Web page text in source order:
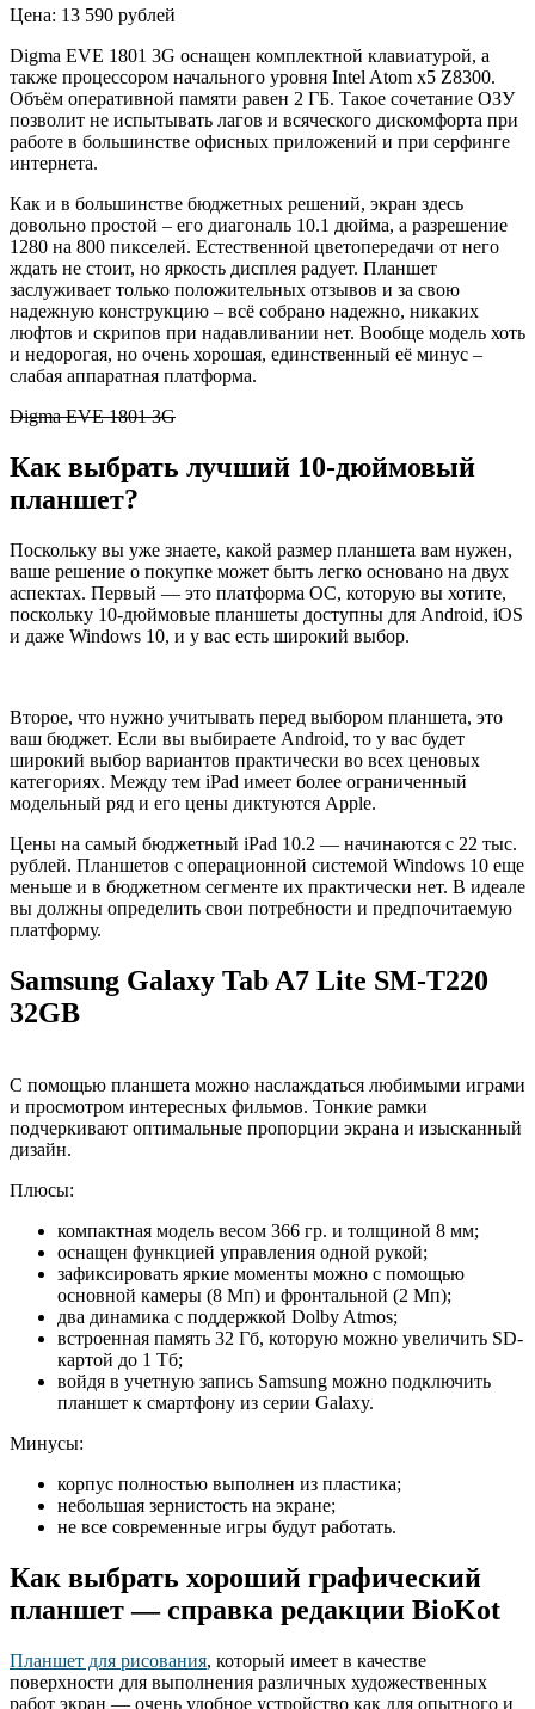
Цена: 13 590 рублей
Digma EVE 1801 3G оснащен комплектной клавиатурой, а
также процессором начального уровня Intel Atom x5 Z8300.
Объём оперативной памяти равен 2 ГБ. Такое сочетание ОЗУ
позволит не испытывать лагов и всяческого дискомфорта при
работе в большинстве офисных приложений и при серфинге
интернета.
Как и в большинстве бюджетных решений, экран здесь
довольно простой – его диагональ 10.1 дюйма, а разрешение
1280 на 800 пикселей. Естественной цветопередачи от него
ждать не стоит, но яркость дисплея радует. Планшет
заслуживает только положительных отзывов и за свою
надежную конструкцию – всё собрано надежно, никаких
люфтов и скрипов при надавливании нет. Вообще модель хоть
и недорогая, но очень хорошая, единственный её минус –
слабая аппаратная платформа.
Digma EVE 1801 3G
Как выбрать лучший 10-дюймовый
планшет?
Поскольку вы уже знаете, какой размер планшета вам нужен,
ваше решение о покупке может быть легко основано на двух
аспектах. Первый — это платформа ОС, которую вы хотите,
поскольку 10-дюймовые планшеты доступны для Android, iOS
и даже Windows 10, и у вас есть широкий выбор.
Второе, что нужно учитывать перед выбором планшета, это
ваш бюджет. Если вы выбираете Android, то у вас будет
широкий выбор вариантов практически во всех ценовых
категориях. Между тем iPad имеет более ограниченный
модельный ряд и его цены диктуются Apple.
Цены на самый бюджетный iPad 10.2 — начинаются с 22 тыс.
рублей. Планшетов с операционной системой Windows 10 еще
меньше и в бюджетном сегменте их практически нет. В идеале
вы должны определить свои потребности и предпочитаемую
платформу.
Samsung Galaxy Tab A7 Lite SM-T220
32GB
С помощью планшета можно наслаждаться любимыми играми
и просмотром интересных фильмов. Тонкие рамки
подчеркивают оптимальные пропорции экрана и изысканный
дизайн.
Плюсы:
компактная модель весом 366 гр. и толщиной 8 мм;
оснащен функцией управления одной рукой;
зафиксировать яркие моменты можно с помощью
основной камеры (8 Мп) и фронтальной (2 Мп);
два динамика с поддержкой Dolby Atmos;
встроенная память 32 Гб, которую можно увеличить SD-
картой до 1 Тб;
войдя в учетную запись Samsung можно подключить
планшет к смартфону из серии Galaxy.
Минусы:
корпус полностью выполнен из пластика;
небольшая зернистость на экране;
не все современные игры будут работать.
Как выбрать хороший графический
планшет — справка редакции BioKot
Планшет для рисования, который имеет в качестве
поверхности для выполнения различных художественных
работ экран — очень удобное устройство как для опытного и